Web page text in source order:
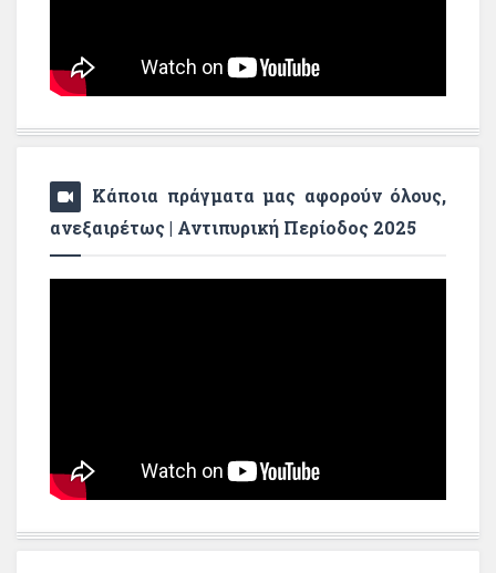
Κάποια πράγματα μας αφορούν όλους,
ανεξαιρέτως | Αντιπυρική Περίοδος 2025